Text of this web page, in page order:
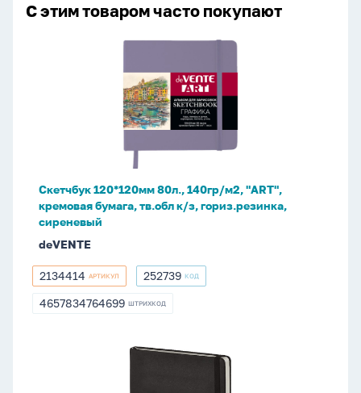
С этим товаром часто покупают
тв.обл
к/
гориз.резинка,
сиреневый
Скетчбук 120*120мм 80л., 140гр/м2, "ART",
кремовая бумага, тв.обл к/з, гориз.резинка,
сиреневый
deVENTE
2134414
2134414 АРТИКУЛ 252739
252739 КОД
4657834764699
4657834764699 ШТРИХКОД